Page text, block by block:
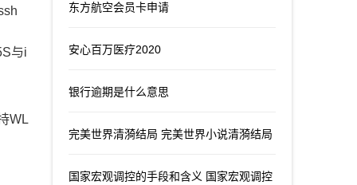
与i
WL
东方航空会员卡申请
安心百万医疗2020
银行逾期是什么意思
完美世界清漪结局 完美世界小说清漪结局
国家宏观调控的手段和含义 国家宏观调控